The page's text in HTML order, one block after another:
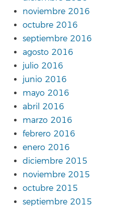
noviembre 2016
octubre 2016
septiembre 2016
agosto 2016
julio 2016
junio 2016
mayo 2016
abril 2016
marzo 2016
febrero 2016
enero 2016
diciembre 2015
noviembre 2015
octubre 2015
septiembre 2015